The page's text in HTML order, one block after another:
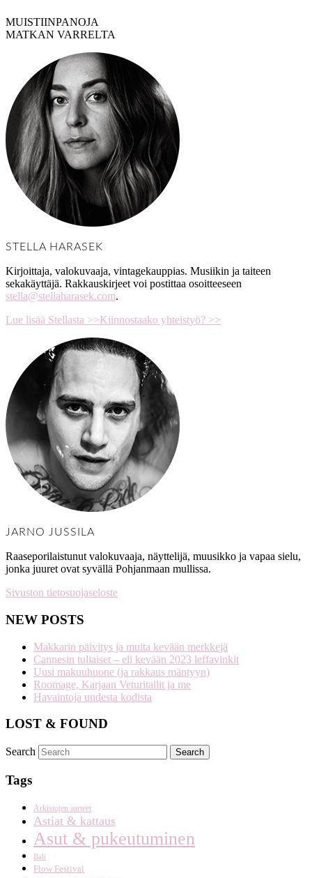
MUISTIINPANOJA
MATKAN VARRELTA
STELLA HARASEK
Kirjoittaja, valokuvaaja, vintagekauppias. Musiikin ja taiteen
sekakäyttäjä. Rakkauskirjeet voi postittaa osoitteeseen
stella@stellaharasek.com.
Lue lisää Stellasta >>Kiinnostaako yhteistyö? >>
JARNO JUSSILA
Raaseporilaistunut valokuvaaja, näyttelijä, muusikko ja vapaa sielu,
jonka juuret ovat syvällä Pohjanmaan mullissa.
Sivuston tietosuojaseloste
NEW POSTS
Makkarin päivitys ja muita kevään merkkejä
Cannesin tuliaiset – eli kevään 2023 leffavinkit
Uusi makuuhuone (ja rakkaus mäntyyn)
Roomage, Karjaan Veturitallit ja me
Havaintoja uudesta kodista
LOST & FOUND
Search
Tags
Arkistojen aarteet
Astiat & kattaus
Asut & pukeutuminen
Bali
Flow Festival